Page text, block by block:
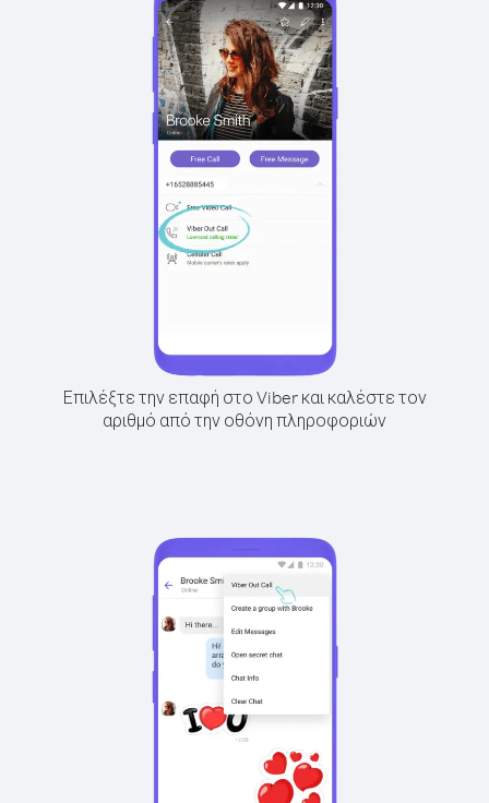
Επιλέξτε την επαφή στο Viber και καλέστε τον
αριθμό από την οθόνη πληροφοριών